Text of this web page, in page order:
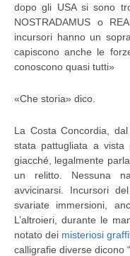
dopo gli USA si sono
NOSTRADAMUS o
incursori hanno un
capiscono anche le
conoscono quasi tutti»
«Che storia» dico.
La Costa Concordia,
stata pattugliata a vista
giacché, legalmente
un relitto. Nessuna
avvicinarsi. Incursori
svariate immersioni,
L’altroieri, durante le
notato dei misteriosi
calligrafie diverse dicono